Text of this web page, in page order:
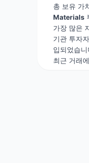
총 보유 가
Materials
가장 많은
기관 투자
입되었습니
최근 거래